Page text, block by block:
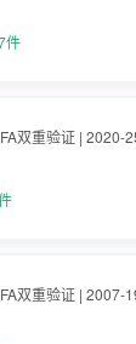
件
双重验证 | 2020-
双重验证 | 2007-